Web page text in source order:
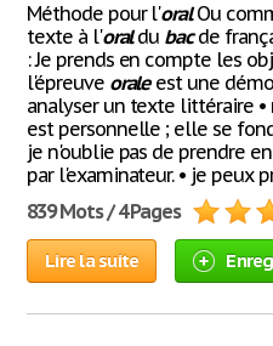
Méthode pour l'oralOu
texte à l'oraldu bacde
: Je prends en compte les
l'épreuve oraleest une
analyser un texte littéraire
est personnelle ; elle se
je n'oublie pas de prendre
par l'examinateur. • je peux
839 Mots / 4 Pages
Lire la suite